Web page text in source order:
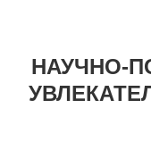
НАУЧНО-